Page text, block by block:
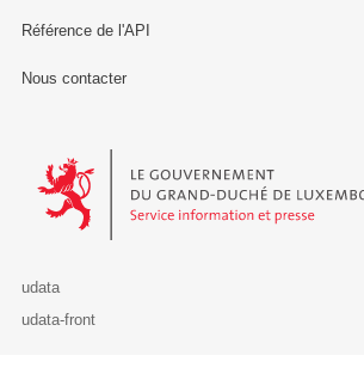
Référence de l'API
Nous contacter
Le Gouvernement du Grand-Duché de
udata
udata-front